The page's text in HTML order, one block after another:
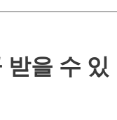
받을 수 있